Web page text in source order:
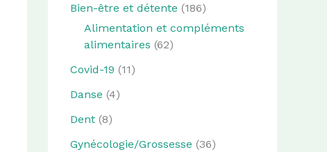
Bien-être et détente (186)
Alimentation et compléments
alimentaires (62)
Covid-19 (11)
Danse (4)
Dent (8)
Gynécologie/Grossesse (36)